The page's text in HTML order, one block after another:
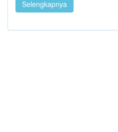
Selengkapnya